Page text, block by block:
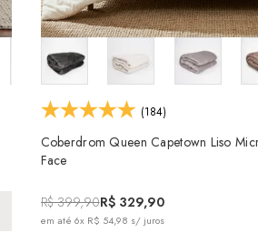
(184)
Coberdrom Queen Capetown Liso
Face
R$ 399,90R$ 329,90
em até 6x R$ 54,98 s/ juros